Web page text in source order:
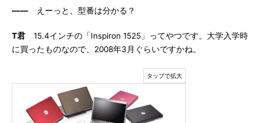
―― えーっと、型番は分かる？
T君 15.4インチの「Inspiron 1525」ってやつです。大学入学時
に買ったものなので、2008年3月ぐらいですかね。